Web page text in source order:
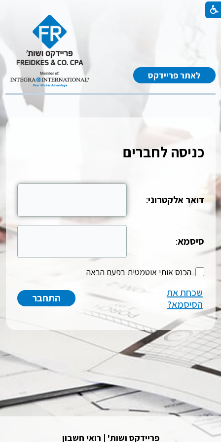
לאתר פריידקס
כניסה לחברים
דואר אלקטרוני:
סיסמא:
הכנס אותי אוטמטית בפעם הבאה
שכחת את
הסיסמא?
פריידקס ושות' | רואי חשבון